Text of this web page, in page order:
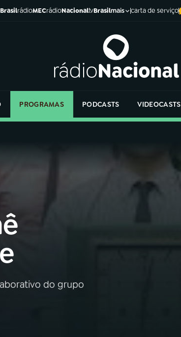
BrasilrádioMECrádioNacionaltvBrasilmais carta de serviço
PROGRAMAS PODCASTS VIDEOCASTS
do grupo